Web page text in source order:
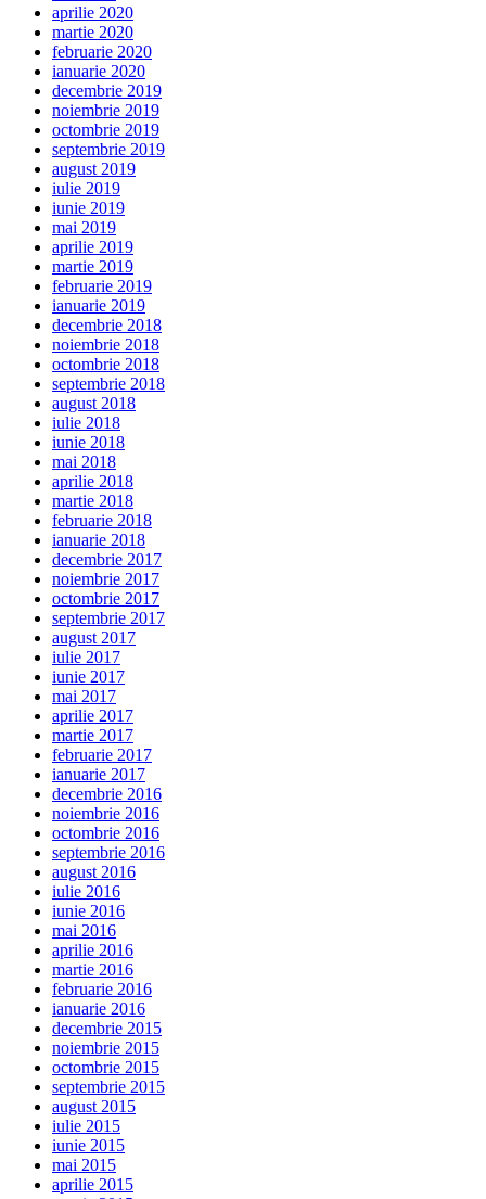
aprilie 2020
martie 2020
februarie 2020
ianuarie 2020
decembrie 2019
noiembrie 2019
octombrie 2019
septembrie 2019
august 2019
iulie 2019
iunie 2019
mai 2019
aprilie 2019
martie 2019
februarie 2019
ianuarie 2019
decembrie 2018
noiembrie 2018
octombrie 2018
septembrie 2018
august 2018
iulie 2018
iunie 2018
mai 2018
aprilie 2018
martie 2018
februarie 2018
ianuarie 2018
decembrie 2017
noiembrie 2017
octombrie 2017
septembrie 2017
august 2017
iulie 2017
iunie 2017
mai 2017
aprilie 2017
martie 2017
februarie 2017
ianuarie 2017
decembrie 2016
noiembrie 2016
octombrie 2016
septembrie 2016
august 2016
iulie 2016
iunie 2016
mai 2016
aprilie 2016
martie 2016
februarie 2016
ianuarie 2016
decembrie 2015
noiembrie 2015
octombrie 2015
septembrie 2015
august 2015
iulie 2015
iunie 2015
mai 2015
aprilie 2015